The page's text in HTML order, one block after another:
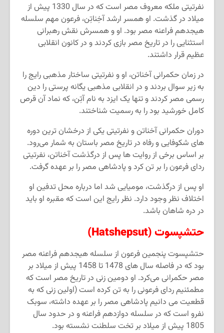
نفرتیتی ملکه معروف مصر است که در سال 1330 پیش از
میلاد در گذشت. او همسر ارشد آخِناتِن، فرعون مهم سلسله
هیجدهم فراعنه مصر بود. او و همسرش نقش رهبرانی
استثنایی را در تاریخ مصر بازی کردند و در کانون انقلابی
عظیم قرار داشتند.
در زمان حکمرانی آخناتن، او و نفرتیتی ساختار مذهبی رایج را
به زیر سوال بردند و در انقلابی مذهبی یگانه پرستی را دین
رسمی مصر کردند و تنها یک ایزد به نام آتِن، که نماد آن قرص
کامل خورشید بود را به رسمیت شناختند.
دوران حکمرانی آخناتن و نفرتیتی یکی از درخشان ترین دوره
های شکوفایی و رفاه در تاریخ مصر باستان به شمار میرود.
بر اساس برخی از روایت ها پس از درگذشت آخناتن، نفرتیتی
ردای فرعون را بر تن کرد و پادشاهی مصر را بر عهده گرفت.
او پس از درگذشت، مومیایی شد اما درباره محل تدفین او
اختلاف نظر وجود دارد. نظر رایج این است که مقبره او باید
در دره شاهان باشد.
حتشپسوت(Hatshepsut)
حتشپسوت پنجمین فرعون از سلسله هیجدهم فراعنه مصر
بود که در فاصله سال های 1478 تا 1458 پیش از میلاد بر
مصر حکمرانی میکرد. او دومین زنی در تاریخ مصر است که
مطمئنیم ردای فرعونی را به تن کرده است (اولین زنی که به
قطعیت می دانیم پادشاهی مصر را بر عهده داشته، سوبک
نفرو است که در سلسله دوازدهم فراعنه و در حدود سال
1805 پیش از میلاد بر تخت سلطنت نشسته بود.